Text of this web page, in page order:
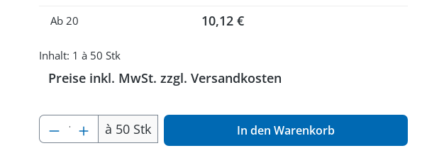
Ab20 10,12 €
Inhalt: 1 à 50 Stk
Preise inkl. MwSt. zzgl. Versandkosten
Produkt Anzahl: Gib den gewünschten Wert
à 50 Stk In den Warenkorb